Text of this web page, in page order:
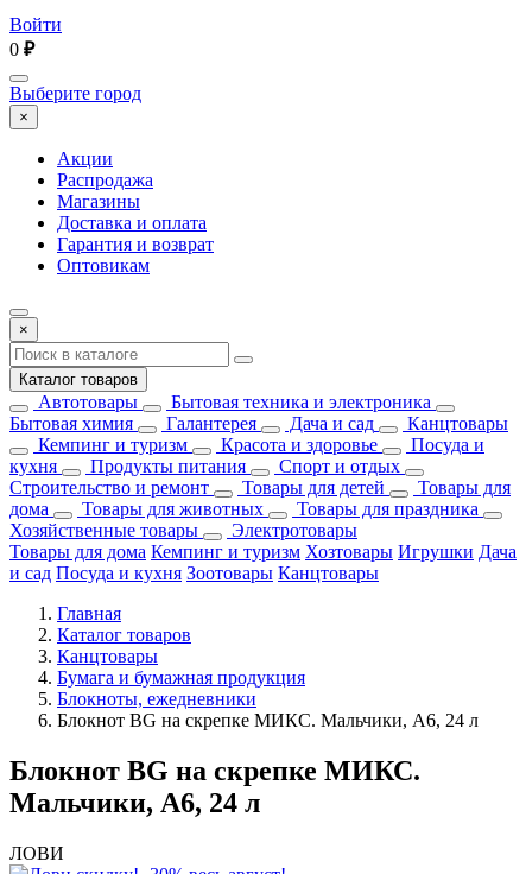
Войти
0 ₽
Выберите город
×
Акции
Распродажа
Магазины
Доставка и оплата
Гарантия и возврат
Оптовикам
×
Каталог товаров
Автотовары
Бытовая техника и электроника
Бытовая химия
Галантерея Дача и сад
Канцтовары
Кемпинг и туризм
Красота и здоровье
Посуда и
кухня
Продукты питания
Спорт и отдых
Строительство и ремонт
Товары для детей
Товары для
дома
Товары для животных
Товары для праздника
Хозяйственные товары
Электротовары
Товары для дома Кемпинг и туризм Хозтовары Игрушки Дача
и сад Посуда и кухня Зоотовары Канцтовары
Главная
Каталог товаров
Канцтовары
Бумага и бумажная продукция
Блокноты, ежедневники
Блокнот BG на скрепке МИКС. Мальчики, А6, 24 л
Блокнот BG на скрепке МИКС.
Мальчики, А6, 24 л
ЛОВИ